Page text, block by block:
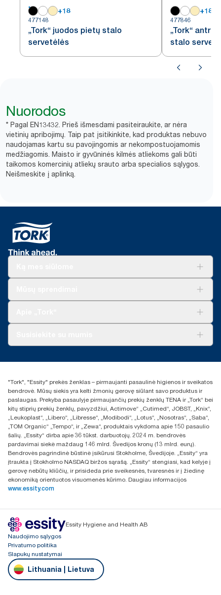
+18
477148
„Tork“ juodos pietų stalo
servetėlės
+18
477846
„Tork“
stalo
Nuorodos
* Pagal EN13432. Prieš išmesdami pasiteiraukite, ar nėra
vietinių apribojimų. Taip pat įsitikinkite, kad produktas nebuvo
naudojamas kartu su pavojingomis ar nekompostuojamomis
medžiagomis. Maisto ir gyvūninės kilmės atliekoms gali būti
taikomos komercinių atliekų srauto arba specialios sąlygos.
Neišmeskite į aplinką.​
+370 5 268 3455
UAB Essity Lithuania
Naugarduko g. 98
LT-03160 Vilnius, Lietuva
"Tork", "Essity" prekės ženklas – pirmaujanti pasaulinė higienos ir sveikatos
bendrovė. Mūsų siekis yra kelti žmonių gerovę siūlant savo produktus ir
paslaugas. Prekyba pasaulyje pirmaujančių prekių ženklų TENA ir „Tork“ bei
kitų stiprių prekių ženklų, pavyzdžiui, Actimove“ „Cutimed“, JOBST, „Knix“,
„Leukoplast“, „Libero“, „Libresse“, „Modibodi“, „Lotus“, „Nosotras“, „Saba“,
„TOM Organic“ „Tempo“, ir „Zewa“, produktais vykdoma apie 150 pasaulio
šalių. „Essity“ dirba apie 36 tūkst. darbuotojų. 2024 m. bendrovės
pardavimai siekė maždaug 146 mlrd. Švedijos kronų (13 mlrd. eurų).
Bendrovės pagrindinė būstinė įsikūrusi Stokholme, Švedijoje. „Essity“ yra
įtraukta į Stokholmo NASDAQ biržos sąrašą. „Essity“ stengiasi, kad kelyje į
gerovę nebūtų kliūčių, ir prisideda prie sveikesnės, tvaresnės ir į žiedinę
ekonomiką orientuotos visuomenės kūrimo. Daugiau informacijos
www.essity.com
Essity Hygiene and Health AB
Naudojimo sąlygos
Privatumo politika
Slapukų nustatymai
Lithuania | Lietuva